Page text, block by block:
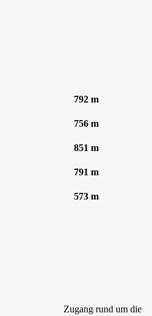
792 m
756 m
851 m
791 m
573 m
Zugang rund um die